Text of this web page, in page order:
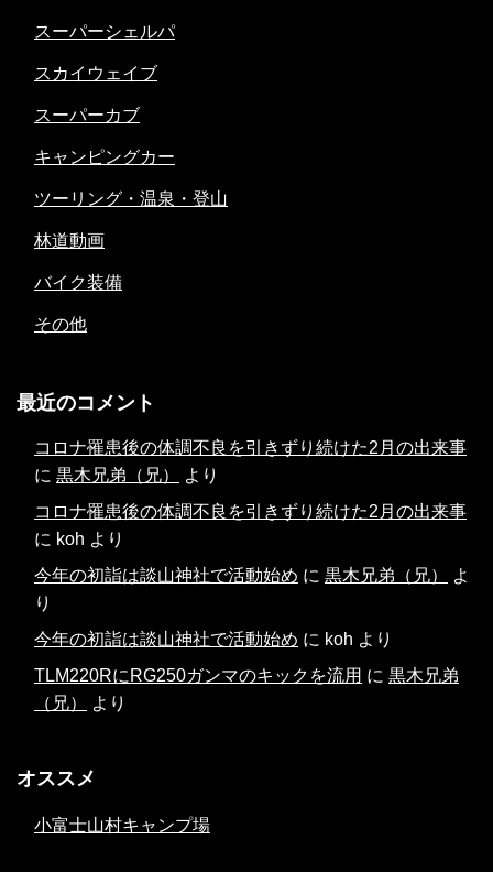
スーパーシェルパ
スカイウェイブ
スーパーカブ
キャンピングカー
ツーリング・温泉・登山
林道動画
バイク装備
その他
最近のコメント
コロナ罹患後の体調不良を引きずり続けた2月の出来事
に 黒木兄弟（兄）
より
コロナ罹患後の体調不良を引きずり続けた2月の出来事
に koh より
今年の初詣は談山神社で活動始め に 黒木兄弟（兄）
よ
り
今年の初詣は談山神社で活動始め に koh より
TLM220RにRG250ガンマのキックを流用 に 黒木兄弟
（兄）
より
オススメ
小富士山村キャンプ場